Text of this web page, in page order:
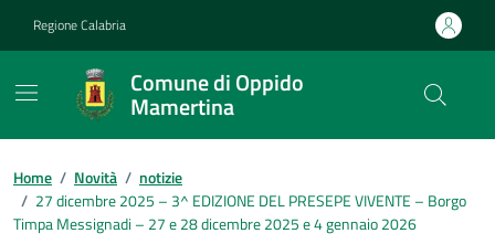
Regione Calabria
Comune di Oppido
Mamertina
Home / Novità / notizie
/ 27 dicembre 2025 – 3^ EDIZIONE DEL PRESEPE VIVENTE – Borgo
Timpa Messignadi – 27 e 28 dicembre 2025 e 4 gennaio 2026